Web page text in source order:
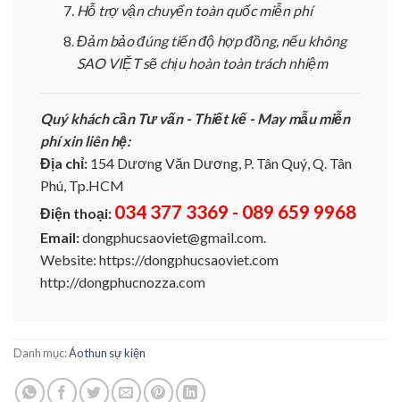
Hỗ trợ vận chuyển toàn quốc miễn phí
Đảm bảo đúng tiến độ hợp đồng, nếu không
SAO VIỆT sẽ chịu hoàn toàn trách nhiệm
Quý khách cần Tư vấn - Thiết kế - May mẫu miễn
phí xin liên hệ:
Địa chỉ: 154 Dương Văn Dương, P. Tân Quý, Q. Tân
Phú, Tp.HCM
Điện thoại: 034 377 3369 - 089 659 9968
Email:dongphucsaoviet@gmail.com.
Website: https://dongphucsaoviet.com
http://dongphucnozza.com
Danh mục:Áo thun sự kiện